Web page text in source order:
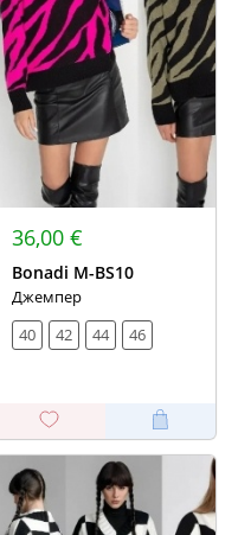
36,00 €
Bonadi M-BS10
Джемпер
40
42 44 46